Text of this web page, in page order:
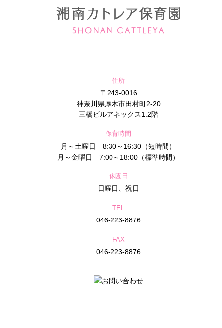
住所
〒243-0016
神奈川県厚木市田村町2-20
三橋ビルアネックス1.2階
保育時間
月～土曜日 8:30～16:30（短時間）
月～金曜日 7:00～18:00（標準時間）
休園日
日曜日、祝日
TEL
046-223-8876
FAX
046-223-8876